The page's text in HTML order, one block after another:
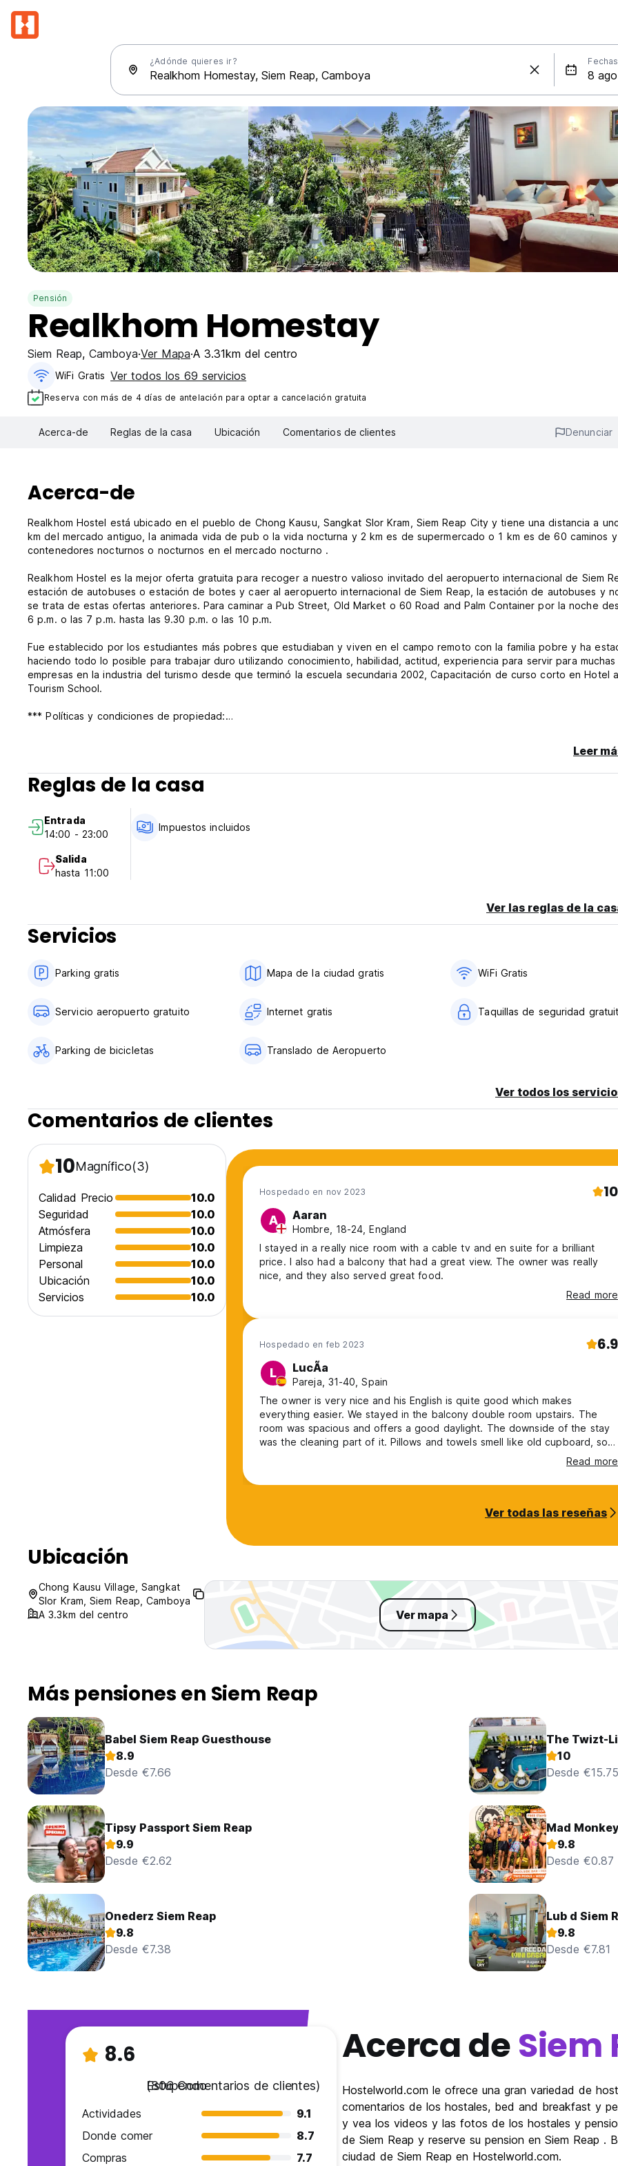
¿Adónde quieres ir? Fechas
Pensión
Realkhom Homestay
Siem Reap, Camboya Ver Mapa A 3.31km del centro
WiFi Gratis Ver todos los 69 servicios
Reserva con más de 4 días de antelación para optar a cancelación gratuita
Acerca-de Reglas de la casa Ubicación Comentarios de clientes Denunciar
Acerca-de
Realkhom Hostel está ubicado en el pueblo de Chong Kausu, Sangkat Slor Kram, Siem Reap City y tiene una distancia a
km del mercado antiguo, la animada vida de pub o la vida nocturna y 2 km es de supermercado o 1 km es de 60 caminos y
contenedores nocturnos o nocturnos en el mercado nocturno .
Realkhom Hostel es la mejor oferta gratuita para recoger a nuestro valioso invitado del aeropuerto internacional de Siem
estación de autobuses o estación de botes y caer al aeropuerto internacional de Siem Reap, la estación de autobuses y
se trata de estas ofertas anteriores. Para caminar a Pub Street, Old Market o 60 Road and Palm Container por la noche
6 p.m. o las 7 p.m. hasta las 9.30 p.m. o las 10 p.m.
Fue establecido por los estudiantes más pobres que estudiaban y viven en el campo remoto con la familia pobre y ha
haciendo todo lo posible para trabajar duro utilizando conocimiento, habilidad, actitud, experiencia para servir para muchas
empresas en la industria del turismo desde que terminó la escuela secundaria 2002, Capacitación de curso corto en Hotel
Tourism School.
*** Políticas y condiciones de propiedad:
4. Pago a su llegada solo por efectivo.
5. Horario de trabajo de recepción: 24 horas.
6. Sin restricción de edad.
8. Desayuno no incluido.
9. Sin mascotas.
10. No hay fumar en la habitación pero tiene un área de fumar.
(Auto-translated from original language)
Leer
Reglas de la casa
Entrada
14:00 - 23:00
Salida
hasta 11:00
Impuestos incluidos
Ver las reglas de la
Servicios
Parking gratis Mapa de la ciudad gratis WiFi Gratis
Servicio aeropuerto gratuito Internet gratis Taquillas de seguridad
Parking de bicicletas Translado de Aeropuerto
Ver todos los
Comentarios de clientes
10Magnífico(3)
Calidad Precio
10.0
Seguridad
10.0
Atmósfera
10.0
Limpieza
10.0
Personal
10.0
Ubicación
10.0
Servicios
10.0
Hospedado en nov 2023 10
A Aaran
Hombre, 18-24, England
I stayed in a really nice room with a cable tv and en suite for a brilliant
price. I also had a balcony that had a great view. The owner was really
nice, and they also served great food.
Read more
Hospedado en feb 2023 6.9
L LucÃ­a
Pareja, 31-40, Spain
The owner is very nice and his English is quite good which makes
everything easier. We stayed in the balcony double room upstairs. The
room was spacious and offers a good daylight. The downside of the stay
was the cleaning part of it. Pillows and towels smell like old cupboard, so i
had to handwash myself the pillow covers before sleep. Toilet was not
cleaned at all. Still marks on the mirror from previous people brushing their
teeth, sink dirty and toilet basin too..
Read more
Ver todas las reseñas
Ubicación
Chong Kausu Village, Sangkat
Slor Kram, Siem Reap, Camboya
A 3.3km del centro
Ver mapa
Más pensiones en Siem Reap
Babel Siem Reap Guesthouse
8.9
Desde €7.66
The Twizt-
10
Desde €15.75
Tipsy Passport Siem Reap
9.9
Desde €2.62
Mad
9.8
Desde €0.87
Onederz Siem Reap
9.8
Desde €7.38
Lub d Siem
9.8
Desde €7.81
8.6
Estupendo
(806 Comentarios de clientes)
Actividades
9.1
Donde comer
8.7
Compras
7.7
Acerca deSiem
Hostelworld.com le ofrece una gran variedad de
comentarios de los hostales, bed and breakfast y
y vea los videos y las fotos de los hostales y
de Siem Reap y reserve su pension en Siem Reap .
ciudad de Siem Reap en Hostelworld.com.